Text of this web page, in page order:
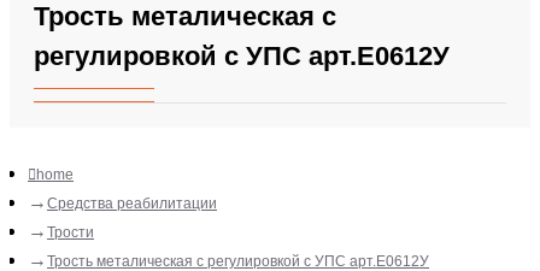
Трость металическая с
регулировкой с УПС арт.Е0612У
home
Средства реабилитации
Трости
Трость металическая с регулировкой с УПС арт.Е0612У